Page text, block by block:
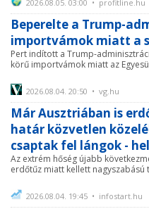
2026.08.05. 03:00 • profitline.hu
Beperelte a Trump-
importvámok miatt a
Pert indított a Trump-
körű importvámok miatt az
2026.08.04. 20:50 • vg.hu
Már Ausztriában is
határ közvetlen
csaptak fel lángok -
Az extrém hőség újabb
erdőtűz miatt kellett
2026.08.04. 19:45 • infostart.hu